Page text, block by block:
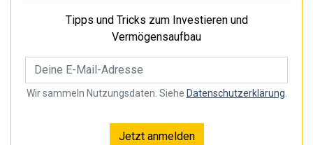
Tipps und Tricks zum Investieren und
Vermögensaufbau
Wir sammeln Nutzungsdaten. Siehe Datenschutzerklärung